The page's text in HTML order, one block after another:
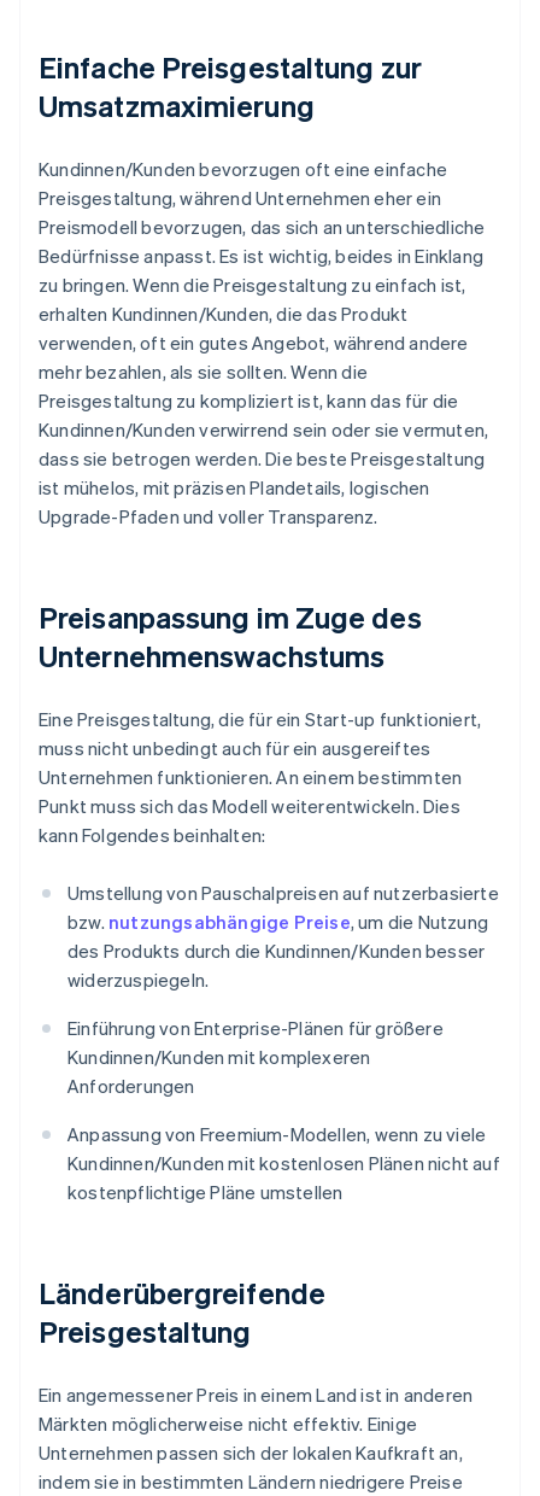
Einfache Preisgestaltung zur
Umsatzmaximierung
Kundinnen/Kunden bevorzugen oft eine einfache
Preisgestaltung, während Unternehmen eher ein
Preismodell bevorzugen, das sich an unterschiedliche
Bedürfnisse anpasst. Es ist wichtig, beides in Einklang
zu bringen. Wenn die Preisgestaltung zu einfach ist,
erhalten Kundinnen/Kunden, die das Produkt
verwenden, oft ein gutes Angebot, während andere
mehr bezahlen, als sie sollten. Wenn die
Preisgestaltung zu kompliziert ist, kann das für die
Kundinnen/Kunden verwirrend sein oder sie vermuten,
dass sie betrogen werden. Die beste Preisgestaltung
ist mühelos, mit präzisen Plandetails, logischen
Upgrade-Pfaden und voller Transparenz.
Preisanpassung im Zuge des
Unternehmenswachstums
Eine Preisgestaltung, die für ein Start-up funktioniert,
muss nicht unbedingt auch für ein ausgereiftes
Unternehmen funktionieren. An einem bestimmten
Punkt muss sich das Modell weiterentwickeln. Dies
kann Folgendes beinhalten:
Umstellung von Pauschalpreisen auf nutzerbasierte
bzw. nutzungsabhängige Preise, um die Nutzung
des Produkts durch die Kundinnen/Kunden besser
widerzuspiegeln.
Einführung von Enterprise-Plänen für größere
Kundinnen/Kunden mit komplexeren
Anforderungen
Anpassung von Freemium-Modellen, wenn zu viele
Kundinnen/Kunden mit kostenlosen Plänen nicht auf
kostenpflichtige Pläne umstellen
Länderübergreifende
Preisgestaltung
Ein angemessener Preis in einem Land ist in anderen
Märkten möglicherweise nicht effektiv. Einige
Unternehmen passen sich der lokalen Kaufkraft an,
indem sie in bestimmten Ländern niedrigere Preise